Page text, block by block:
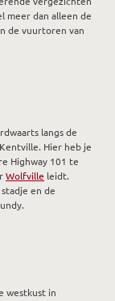
meer dan alleen de
de vuurtoren van
langs de
Hier heb je
Highway 101 te
Wolfville leidt.
en de
westkust in